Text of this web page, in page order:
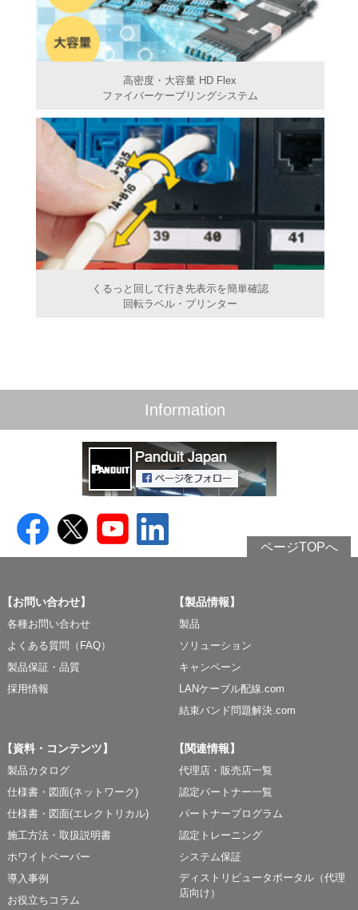
高密度・大容量 HD Flex
ファイバーケーブリングシステム
くるっと回して行き先表示を簡単確認
回転ラベル・プリンター
Information
ページTOPへ
【お問い合わせ】
各種お問い合わせ
よくある質問（FAQ）
製品保証・品質
採用情報
【製品情報】
製品
ソリューション
キャンペーン
LANケーブル配線.com
結束バンド問題解決.com
【資料・コンテンツ】
製品カタログ
仕様書・図面(ネットワーク)
仕様書・図面(エレクトリカル)
施工方法・取扱説明書
ホワイトペーパー
導入事例
お役立ちコラム
【関連情報】
代理店・販売店一覧
認定パートナー一覧
パートナープログラム
認定トレーニング
システム保証
ディストリビュータポータル（代理
店向け）